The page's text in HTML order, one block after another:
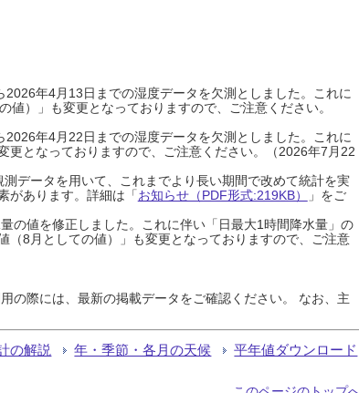
年4月13日までの湿度データを欠測としました。これに
）」も変更となっておりますので、ご注意ください。
年4月22日までの湿度データを欠測としました。これに
となっておりますので、ご注意ください。（2026年7月22
データを用いて、これまでより長い期間で改めて統計を実
があります。詳細は「お知らせ（PDF形式:219KB）
」をご
の値を修正しました。これに伴い「日最大1時間降水量」の
（8月としての値）」も変更となっておりますので、ご注意
の際には、最新の掲載データをご確認ください。 なお、主
の解説 年・季節・各月の天候 平年値ダウンロード